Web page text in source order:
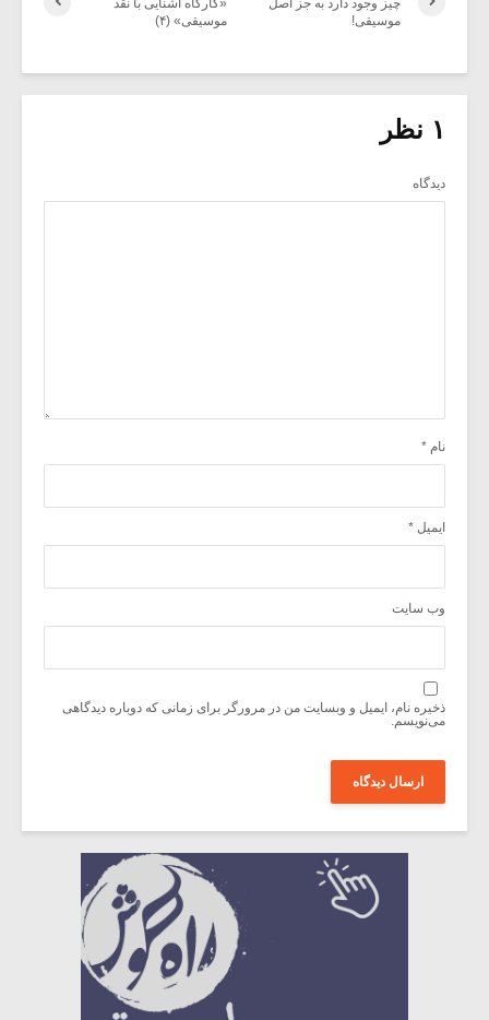
«کارگاه آشنایی با نقد
موسیقی» (۴)
چیز وجود دارد به جز اصل
موسیقی!
۱ نظر
دیدگاه
نام *
ایمیل *
وب‌ سایت
ذخیره نام، ایمیل و وبسایت من در مرورگر برای زمانی که دوباره دیدگاهی
می‌نویسم.